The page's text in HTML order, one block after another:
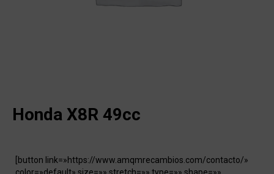
Honda X8R 49cc
[button link=»https://www.amqmrecambios.com/contacto/»